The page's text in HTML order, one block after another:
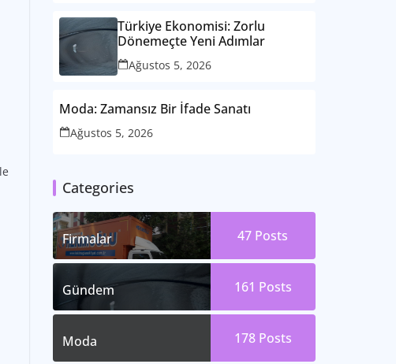
Türkiye Ekonomisi: Zorlu
Dönemeçte Yeni Adımlar
Ağustos 5, 2026
Moda: Zamansız Bir İfade Sanatı
Ağustos 5, 2026
Categories
Firmalar 47 Posts
Gündem 161 Posts
Moda 178 Posts